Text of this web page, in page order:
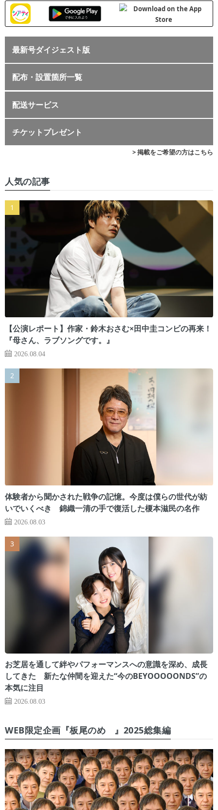
最新号ダイジェスト版
配布・設置箇所一覧
配送サービス
チケットプレゼント
> 掲載をご希望の方はこちら
人気の記事
【公演レポート】作家・鈴木おさむ×田中圭コンビの再来！
『母さん、ラブソングです。』
2026.08.04
体験者から聞かされた戦争の記憶。今度は僕らの世代が紡
いでいくべき 錦織一清の手で復活した榎本滋民の名作
2026.08.03
お芝居を通して絆やパフォーマンスへの意識を深め、成長
してきた 新たな仲間を迎えた“今のBEYOOOOONDS”の
本気に注目
2026.08.03
WEB限定企画『板尾のめ゙』2025総集編